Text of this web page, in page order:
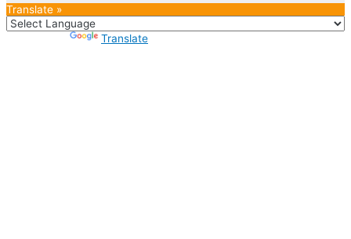
Translate »
Translate